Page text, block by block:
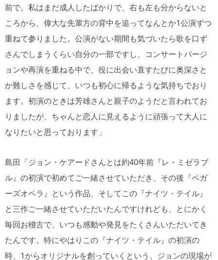
前で。私はまだ成人したばかりで、右も左も分からないと
ころから、偉大な先輩方の背中を追ってなんとか1公演ずつ
重ねて参りました。公演がない期間も気づいたら歌を口ず
さんでしまうくらい自分の一部ですし、コンサートバージ
ョンや再演を重ねる中で、役に出会い直すたびに奥深さと
か難しさを感じて、いつも初心に帰るような気持ちでおり
ます。初演のときは芳雄さんと親子のようだと言われてお
りましたが、ちゃんと恋人に見えるように頑張って大人に
なりたいと思っております」
島田「ジョン・ケアードさんとは約40年前『レ・ミゼラブ
ル』の初演で初めてご一緒させていただき、その後『ベガ
ーズオペラ』という作品、そしてこの『ナイツ・テイル』
と三作ご一緒させていただいたんですけれども、とにかく
毎回お稽古で、いつも感動や発見をたくさんいただいてき
たんです。特にやはりこの『ナイツ・テイル』の初演の
時、1からオリジナルを創っていくという、ジョンの現場が